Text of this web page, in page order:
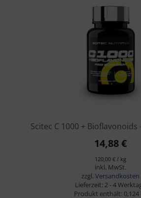
Scitec C 1000 + Bioflavonoids
14,88€
120,00 € / kg
inkl. MwSt.
zzgl. Versandkosten
Lieferzeit: 2 - 4
Produkt enthält: 0,124